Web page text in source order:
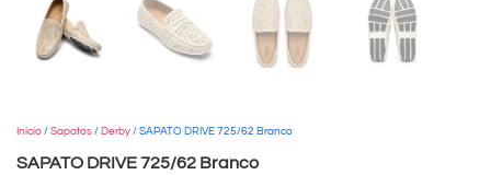
Início / Sapatos / Derby / SAPATO DRIVE 725/62 Branco
SAPATO DRIVE 725/62 Branco